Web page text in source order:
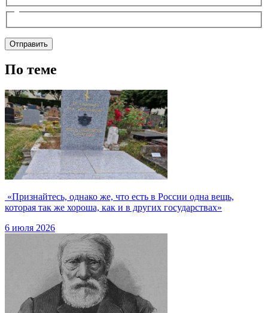
По теме
«Признайтесь, однако же, что есть в России одна вещь,
которая так же хороша, как и в других государствах»
6 июля 2026